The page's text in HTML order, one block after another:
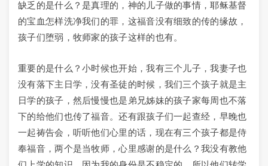
缺乏的是什么？是真理的，神的儿子做的事情，耶稣基督
的宝血怎样洗净我们的罪，这福音没有细致的传的缘故，
孩子们堕弱，牧师家的孩子这样的也有。
重要的是什么？小时候也开始，我有三个儿子，我妻子也
没有落下主日学，没有圣徒的时候，我们三个孩子就是主
日学的孩子，然后慢慢也是弟兄姊妹的孩子家每周也不落
下的给他们也传了福音。还有跟孩子们一起查经，早晚也
一起祷告会，听听他们心里的话，现在有三个孩子都是侍
奉福音，两个是当牧师，心里感谢的是什么？我没有教他